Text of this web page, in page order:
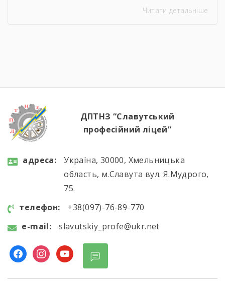
Кондитер». За кожною стравою, кожним
Вітаємо майбутніх кухарів і кондитерів із […]
Читати детальніше
ДПТНЗ “Славутський
професійний ліцей”
aдресa:
Україна, 30000, Хмельницька
область, м.Славута вул. Я.Мудрого,
75.
телефон:
+38(097)-76-89-770
e-mail:
slavutskiy_profe@ukr.net